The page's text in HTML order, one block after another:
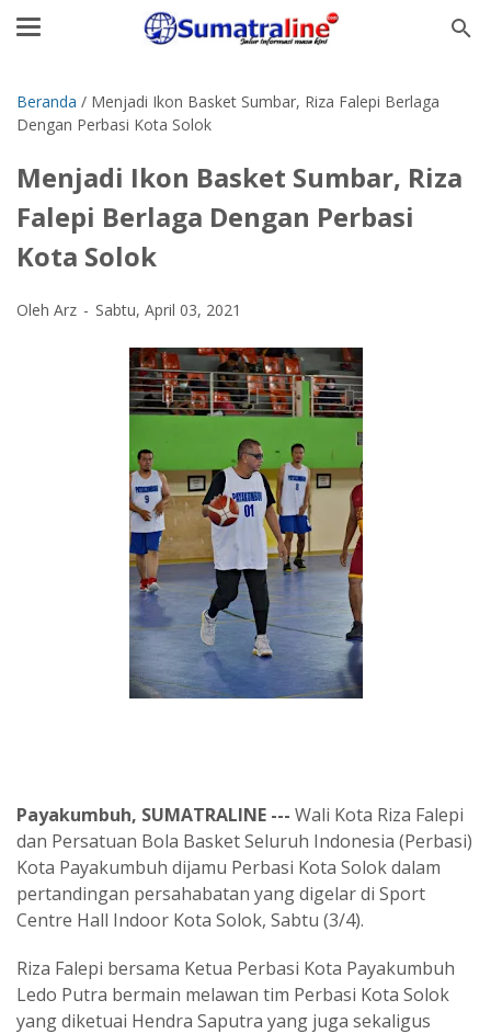
Beranda / Menjadi Ikon Basket Sumbar, Riza Falepi Berlaga
Dengan Perbasi Kota Solok
Menjadi Ikon Basket Sumbar, Riza
Falepi Berlaga Dengan Perbasi
Kota Solok
Oleh Arz Sabtu, April 03, 2021
Payakumbuh, SUMATRALINE --- Wali Kota Riza Falepi
dan Persatuan Bola Basket Seluruh Indonesia (Perbasi)
Kota Payakumbuh dijamu Perbasi Kota Solok dalam
pertandingan persahabatan yang digelar di Sport
Centre Hall Indoor Kota Solok, Sabtu (3/4).
Riza Falepi bersama Ketua Perbasi Kota Payakumbuh
Ledo Putra bermain melawan tim Perbasi Kota Solok
yang diketuai Hendra Saputra yang juga sekaligus